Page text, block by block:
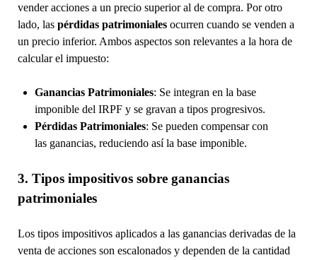
vender acciones a un precio superior al de compra. Por otro
lado, las pérdidas patrimonialesocurren cuando se venden a
un precio inferior. Ambos aspectos son relevantes a la hora de
calcular el impuesto:
Ganancias Patrimoniales: Se integran en la base
imponible del IRPF y se gravan a tipos progresivos.
Pérdidas Patrimoniales: Se pueden compensar con
las ganancias, reduciendo así la base imponible.
3. Tipos impositivos sobre ganancias
patrimoniales
Los tipos impositivos aplicados a las ganancias derivadas de la
venta de acciones son escalonados y dependen de la cantidad